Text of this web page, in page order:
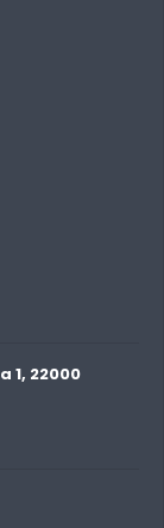
1, 22000